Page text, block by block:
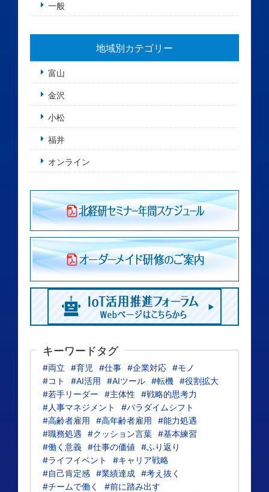
一般
地域別カテゴリー
富山
金沢
小松
福井
オンライン
キーワードタグ
#両立 #育児 #仕事 #企業対応 #モノ
#コト
#AI活用 #AIツール #転機 #役割拡大
#若手リーダー
#主体性
#戦略的思考力
#人事マネジメント
#パラダイムシフト
#高齢者雇用
#高年齢者雇用
#能力処遇
#職務処遇
#クッション言葉 #基本練習
#働く意義 #仕事の価値
#ふり返り
#ライフイベント
#キャリア戦略
#自己肯定感 #業績達成 #考え抜く
#チームで働く
#前に踏み出す